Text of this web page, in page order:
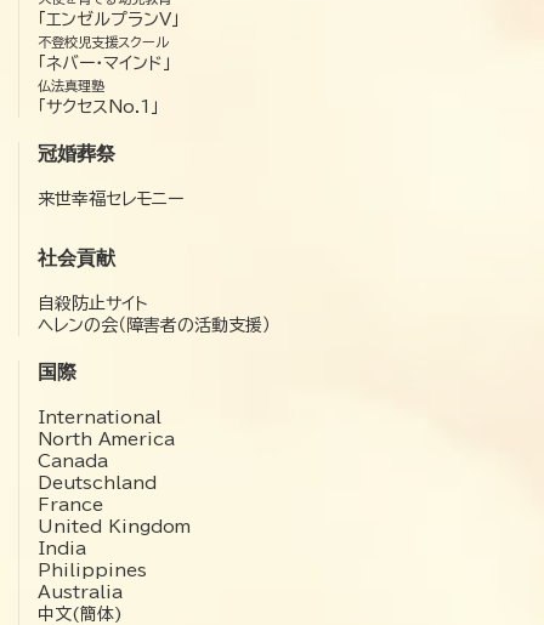
「エンゼルプランV」
不登校児支援スクール
「ネバー・マインド」
仏法真理塾
「サクセスNo.1」
冠婚葬祭
来世幸福セレモニー
社会貢献
自殺防止サイト
ヘレンの会（障害者の活動支援）
国際
International
North America
Canada
Deutschland
France
United Kingdom
India
Philippines
Australia
中文(簡体)